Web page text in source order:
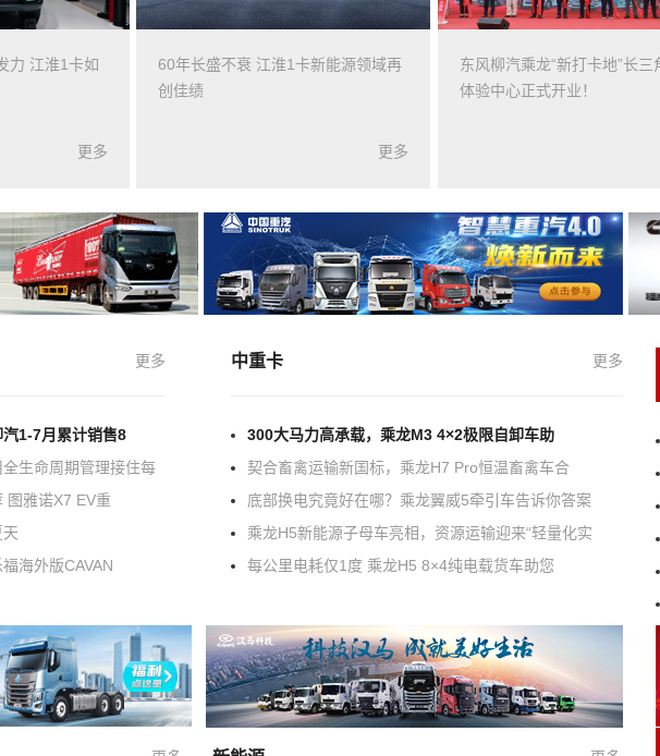
力 江淮1卡如
更多
60年长盛不衰 江淮1卡新能源领域再
创佳绩
更多
东风柳汽乘龙“新打卡地”长三
体验中心正式开业！
更多
1-7月累计销售8
生命周期管理接住每
图雅诺X7 EV重
海外版CAVAN
中重卡 更多
300大马力高承载，乘龙M3 4×2极限自卸车助
契合畜禽运输新国标，乘龙H7 Pro恒温畜禽车合
底部换电究竟好在哪？乘龙翼威5牵引车告诉你答案
乘龙H5新能源子母车亮相，资源运输迎来“轻量化实
每公里电耗仅1度 乘龙H5 8×4纯电载货车助您